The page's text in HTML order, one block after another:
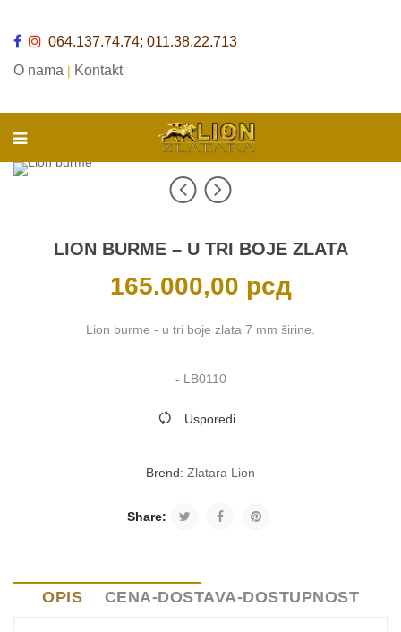
064.137.74.74; 011.38.22.713
O nama | Kontakt
LION BURME – U TRI BOJE ZLATA
165.000,00 рсд
Lion burme - u tri boje zlata 7 mm širine.
- LB0110
Usporedi
Brend: Zlatara Lion
Share:
OPIS CENA-DOSTAVA-DOSTUPNOST